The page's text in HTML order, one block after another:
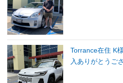
Torrance在住 K
入ありがとうご